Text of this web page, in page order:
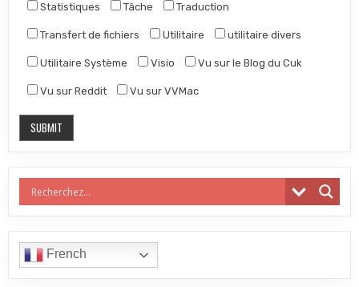
Statistiques Tâche Traduction
Transfert de fichiers Utilitaire utilitaire divers
Utilitaire Système Visio Vu sur le Blog du Cuk
Vu sur Reddit Vu sur VVMac
French